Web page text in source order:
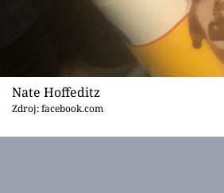
Nate Hoffeditz
Zdroj: facebook.com